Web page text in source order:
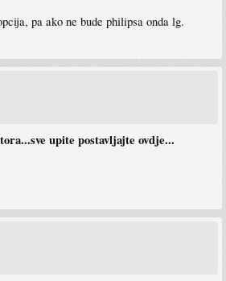
pa ako ne bude philipsa onda lg.
upite postavljajte ovdje...